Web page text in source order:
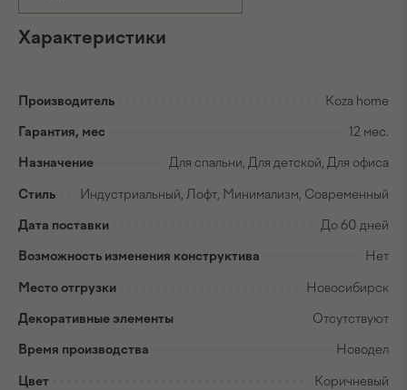
Характеристики
Производитель Koza home
Гарантия, мес 12 мес.
Назначение Для спальни, Для детской, Для офиса
Стиль Индустриальный, Лофт, Минимализм, Современный
Дата поставки До 60 дней
Возможность изменения конструктива Нет
Место отгрузки Новосибирск
Декоративные элементы Отсутствуют
Время производства Новодел
Цвет Коричневый